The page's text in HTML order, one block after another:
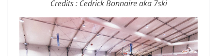
Credits : Cedrick Bonnaire aka 7ski